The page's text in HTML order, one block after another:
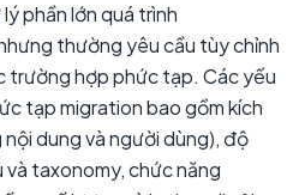
phần lớn quá trình
thường yêu cầu tùy chỉnh
trường hợp phức tạp. Các yếu
tạp migration bao gồm kích
dung và người dùng), độ
taxonomy, chức năng